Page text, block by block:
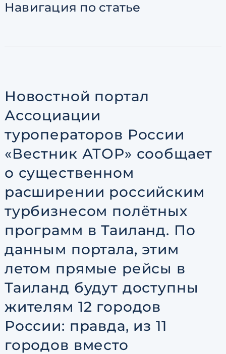
Навигация по статье
Новостной портал
Ассоциации
туроператоров России
«Вестник АТОР» сообщает
о существенном
расширении российским
турбизнесом полётных
программ в Таиланд. По
данным портала, этим
летом прямые рейсы в
Таиланд будут доступны
жителям 12 городов
России: правда, из 11
городов вместо
Согласен с